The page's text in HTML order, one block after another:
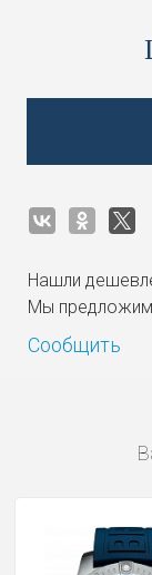
Нашли
Мы
Сообщить